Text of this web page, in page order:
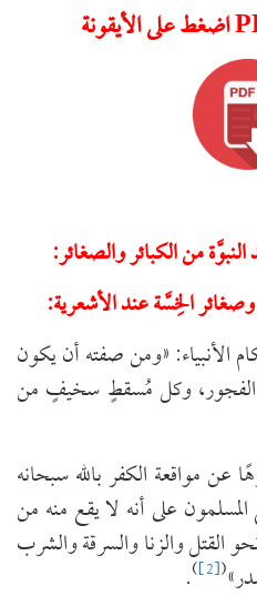
النبوَّة من الكبائر والصغائر:
الخِسَّة عند الأشعرية:
الأنبياء: «ومن صفته أن يكون
الفجور، وكل مُسقطٍ سخيفٍ من
مواقعة الكفر بالله سبحانه
على أنه لا يقع منه من
القتل والزنا والسرقة والشرب
(
[2]
)
.